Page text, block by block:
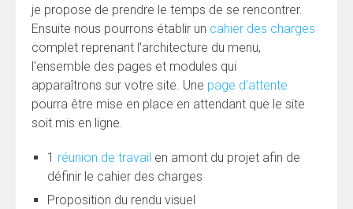
je propose de prendre le temps de se rencontrer.
Ensuite nous pourrons établir un cahier des charges
complet reprenant l'architecture du menu,
l'ensemble des pages et modules qui
apparaîtrons sur votre site. Une page d'attente
pourra être mise en place en attendant que le site
soit mis en ligne.
1 réunion de travail en amont du projet afin de
définir le cahier des charges
Proposition du rendu visuel